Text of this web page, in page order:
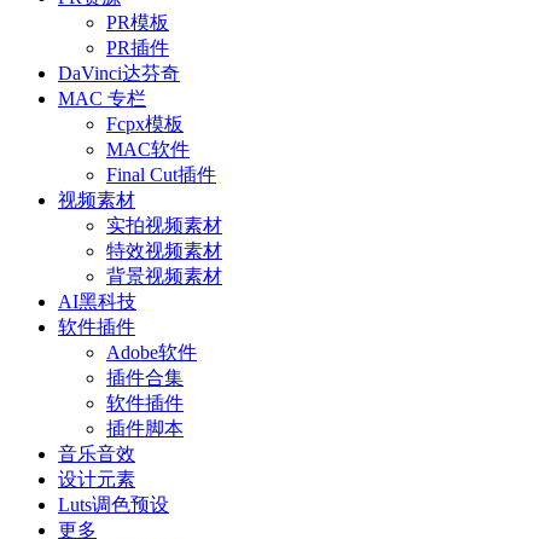
PR模板
PR插件
DaVinci达芬奇
MAC 专栏
Fcpx模板
MAC软件
Final Cut插件
视频素材
实拍视频素材
特效视频素材
背景视频素材
AI黑科技
软件插件
Adobe软件
插件合集
软件插件
插件脚本
音乐音效
设计元素
Luts调色预设
更多